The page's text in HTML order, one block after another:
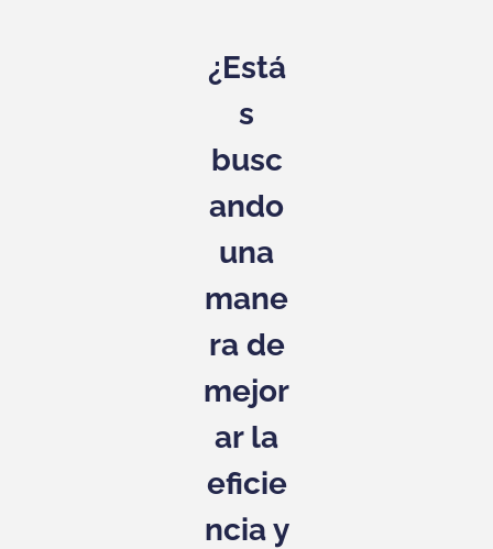
¿Está
s
busc
ando
una
mane
ra de
mejor
ar la
eficie
ncia y